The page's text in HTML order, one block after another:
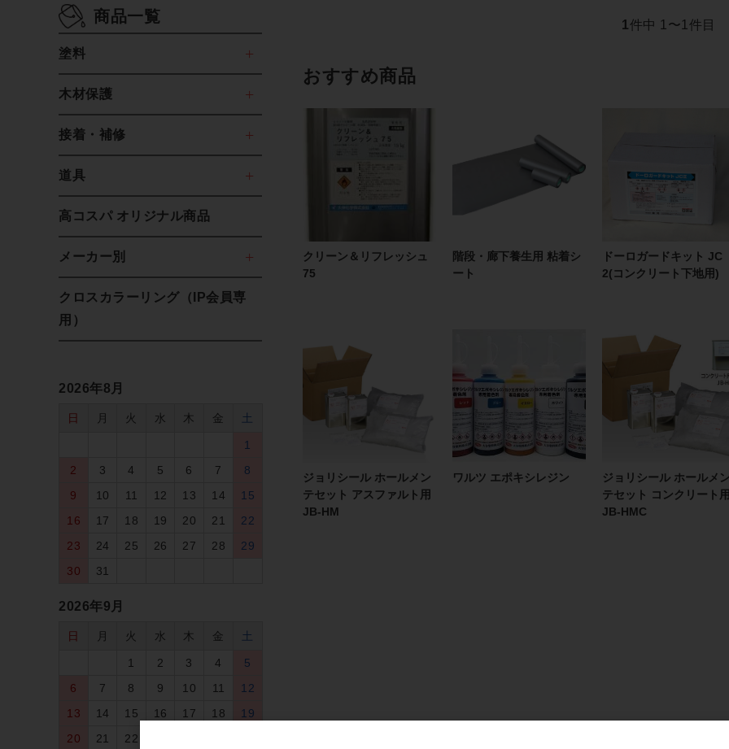
1件中 1〜1件目
おすすめ商品
クリーン＆リフレッシュ
75
階段・廊下養生用 粘着シ
ート
ドーロガードキット JC
2(コンクリート下地用)
ジョリシール ホールメン
テセット アスファルト用
JB-HM
ワルツ エポキシレジン
ジョリシール ホールメン
テセット コンクリート用
JB-HMC
商品一覧
塗料
木材保護
接着・補修
道具
高コスパ オリジナル商品
メーカー別
クロスカラーリング（IP会員専
用）
2026年8月
日 月 火 水 木 金 土
1
2
3 4 5 6 7
8
9
10 11 12 13 14
15
16
17 18 19 20 21
22
23
24 25 26 27 28
29
30
31
2026年9月
日 月 火 水 木 金 土
1 2 3 4
5
6
7 8 9 10 11
12
13
14 15 16 17 18
19
20
21 22